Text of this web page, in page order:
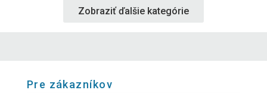
Zobraziť ďalšie kategórie
Pre zákazníkov